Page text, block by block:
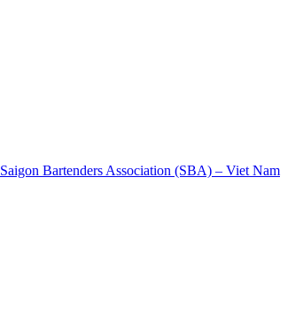
Saigon Bartenders Association (SBA) – Viet Nam